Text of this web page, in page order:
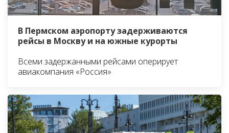
В Пермском аэропорту задерживаются
рейсы в Москву и на южные курорты
Всеми задержанными рейсами оперирует
авиакомпания «Россия»